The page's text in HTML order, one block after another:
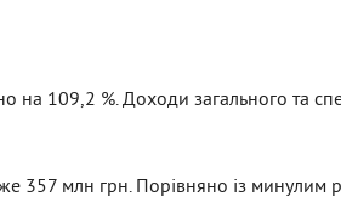
на 109,2 %. Доходи загального та
357 млн грн. Порівняно із